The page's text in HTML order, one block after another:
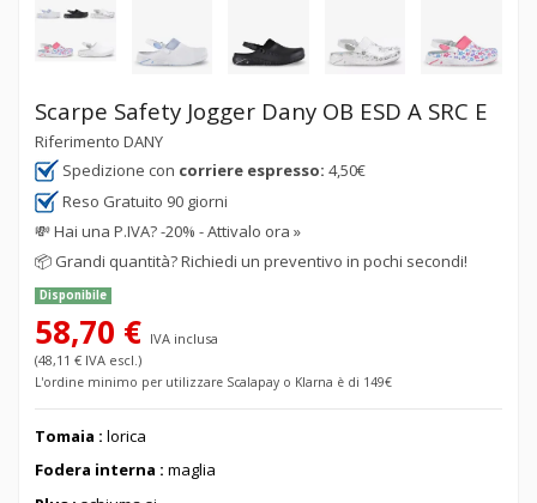
Scarpe Safety Jogger Dany OB ESD A SRC E
Riferimento DANY
Spedizione con corriere espresso: 4,50€
Reso Gratuito 90 giorni
💸Hai una P.IVA? -20% - Attivalo ora »
📦 Grandi quantità? Richiedi un preventivo in pochi secondi!
Disponibile
58,70 € IVA inclusa
(48,11 € IVA escl.)
L'ordine minimo per utilizzare Scalapay o Klarna è di 149€
Tomaia : lorica
Fodera interna : maglia